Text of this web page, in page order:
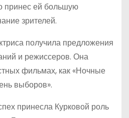
принес ей большую
зрителей.
получила предложения
и режиссеров. Она
фильмах, как «Ночные
выборов».
принесла Курковой роль